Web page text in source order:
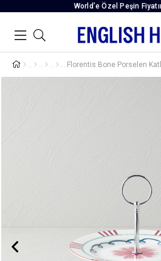
World’e Özel Peşin
Florentis Bone Porselen